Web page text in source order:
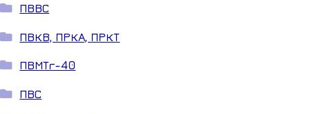
ПВВС
ПВКВ, ПРКА, ПРКТ
ПВМТг-40
ПВС